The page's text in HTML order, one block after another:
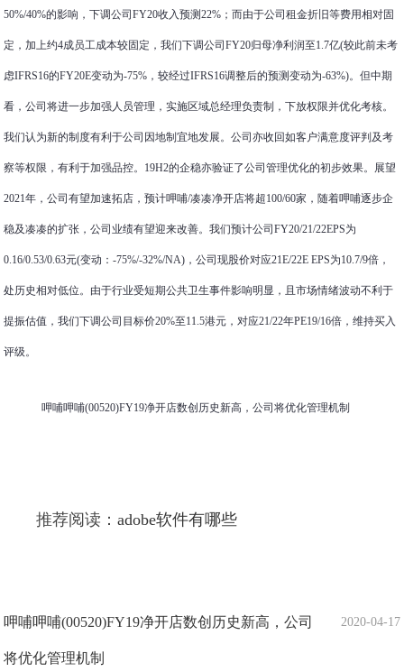
50%/40%的影响，下调公司FY20收入预测22%；而由于公司租金折旧等费用相对固
定，加上约4成员工成本较固定，我们下调公司FY20归母净利润至1.7亿(较此前未考
虑IFRS16的FY20E变动为-75%，较经过IFRS16调整后的预测变动为-63%)。但中期
看，公司将进一步加强人员管理，实施区域总经理负责制，下放权限并优化考核。
我们认为新的制度有利于公司因地制宜地发展。公司亦收回如客户满意度评判及考
察等权限，有利于加强品控。19H2的企稳亦验证了公司管理优化的初步效果。展望
2021年，公司有望加速拓店，预计呷哺/凑凑净开店将超100/60家，随着呷哺逐步企
稳及凑凑的扩张，公司业绩有望迎来改善。我们预计公司FY20/21/22EPS为
0.16/0.53/0.63元(变动：-75%/-32%/NA)，公司现股价对应21E/22E EPS为10.7/9倍，
处历史相对低位。由于行业受短期公共卫生事件影响明显，且市场情绪波动不利于
提振估值，我们下调公司目标价20%至11.5港元，对应21/22年PE19/16倍，维持买入
评级。
呷哺呷哺(00520)FY19净开店数创历史新高，公司将优化管理机制
推荐阅读：adobe软件有哪些
2020-04-17
呷哺呷哺(00520)FY19净开店数创历史新高，公司
将优化管理机制